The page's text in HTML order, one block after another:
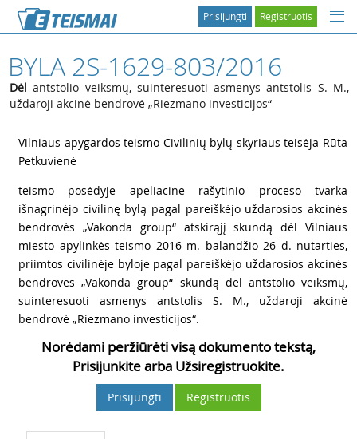
Registruotis
Prisijungti
BYLA 2S-1629-803/2016
Dėl antstolio veiksmų, suinteresuoti asmenys antstolis S. M.,
uždaroji akcinė bendrovė „Riezmano investicijos“
Vilniaus apygardos teismo Civilinių bylų skyriaus teisėja Rūta
Petkuvienė
teismo posėdyje apeliacine rašytinio proceso tvarka
išnagrinėjo civilinę bylą pagal pareiškėjo uždarosios akcinės
bendrovės „Vakonda group“ atskirąjį skundą dėl Vilniaus
miesto apylinkės teismo 2016 m. balandžio 26 d. nutarties,
priimtos civilinėje byloje pagal pareiškėjo uždarosios akcinės
bendrovės „Vakonda group“ skundą dėl antstolio veiksmų,
suinteresuoti asmenys antstolis S. M., uždaroji akcinė
bendrovė „Riezmano investicijos“.
Norėdami peržiūrėti visą dokumento tekstą,
Prisijunkite arba Užsiregistruokite.
Prisijungti Registruotis